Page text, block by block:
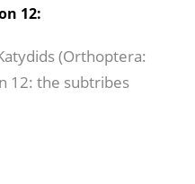
12:
(Orthoptera:
12: the subtribes